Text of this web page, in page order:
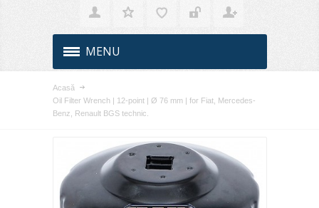
MENU
Acasă
Oil Filter Wrench | 12-point | Ø 76 mm | for Fiat, Mercedes-
Benz, Renault BGS technic.